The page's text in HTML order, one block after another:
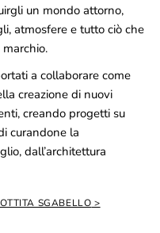
un mondo attorno,
atmosfere e tutto ciò che
a collaborare come
creazione di nuovi
creando progetti su
curandone la
dall’architettura
SGABELLO